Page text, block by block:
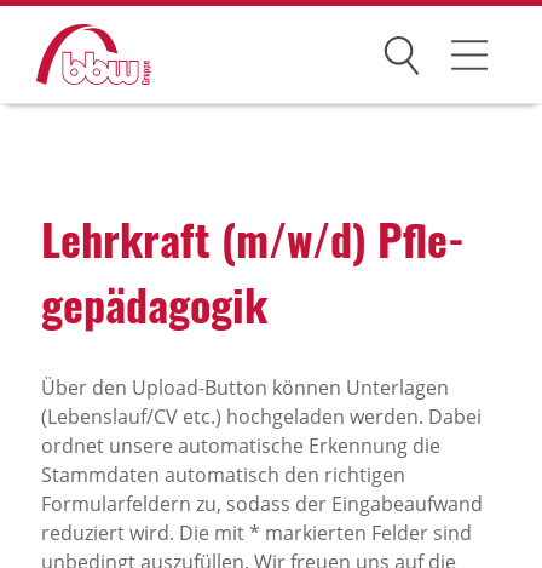
Suchen
Über uns
Leitbild
Gesellschaften
Historie
Organisation
bbw als Arbeitgeber
Jobportal
Lehr­kraft (m/w/d) Pfle­
ge­päd­agogik
Über den Upload-Button können Unterlagen
(Lebenslauf/CV etc.) hochgeladen werden. Dabei
ordnet unsere automatische Erkennung die
Stammdaten automatisch den richtigen
Formularfeldern zu, sodass der Eingabeaufwand
reduziert wird. Die mit * markierten Felder sind
unbedingt auszufüllen. Wir freuen uns auf die